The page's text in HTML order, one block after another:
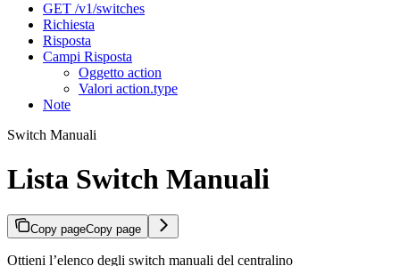
GET /v1/switches
Richiesta
Risposta
Campi Risposta
Oggetto action
Valori action.type
Note
Switch Manuali
Lista Switch Manuali
Copy pageCopy page
Ottieni l’elenco degli switch manuali del centralino